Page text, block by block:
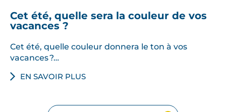
Cet été, quelle sera la couleur de vos
vacances ?
Cet été, quelle couleur donnera le ton à vos
vacances ?…
EN SAVOIR PLUS